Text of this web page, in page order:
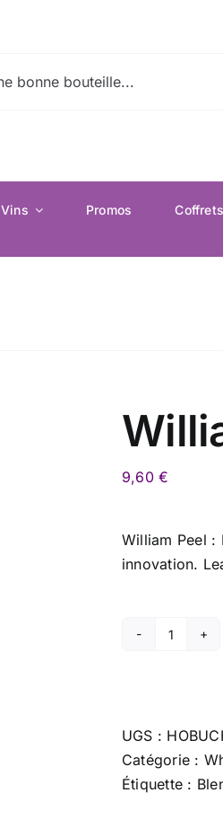
Vins Promos Coffrets
9,60€
William Peel :
innovation.
quantité
-
70
cl
UGS :
Catégorie :
Étiquette :